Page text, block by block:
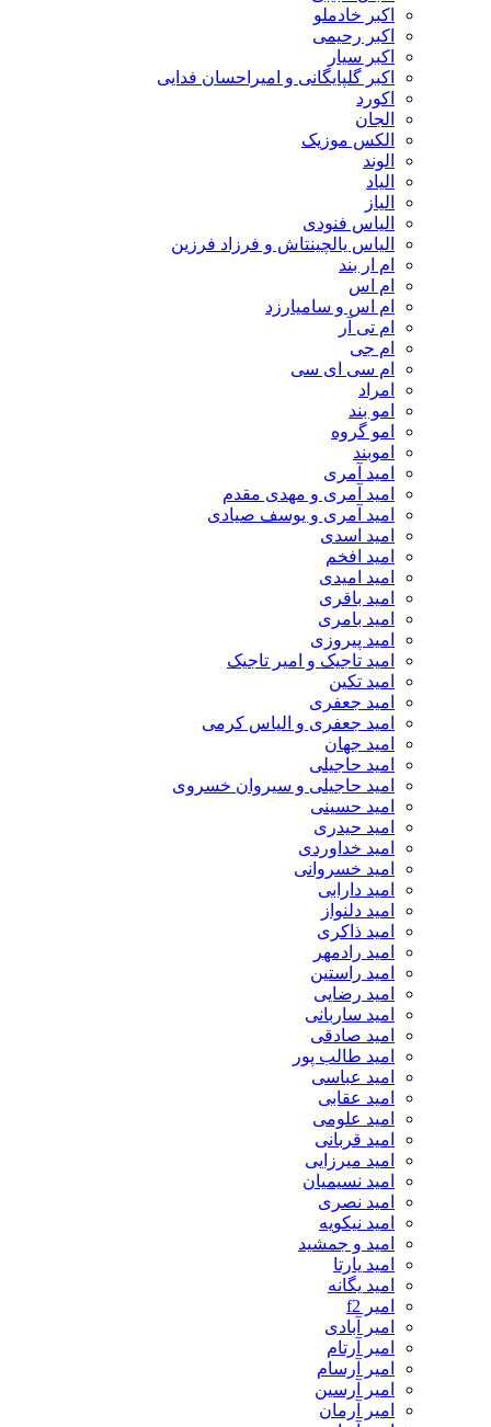
اکبر خادملو
اکبر رحیمی
اکبر سیار
اکبر گلپایگانی و امیراحسان فدایی
اکورد
الجان
الکس موزیک
الوند
الیاد
الیاز
الیاس فنودی
الیاس یالچینتاش و فرزاد فرزین
ام‌ ار بند
ام اس
ام اس و سامیارزد
ام تی آر
ام جی
ام سی ای سی
امراد
امو بند
امو گروه
اموبند
امید آمری
امید آمری و مهدی مقدم
امید آمری و یوسف صیادی
امید اسدی
امید افخم
امید امیدی
امید باقری
امید بامری
امید پیروزی
امید تاجیک و امیر تاجیک
امید تکین
امید جعفری
امید جعفری و الیاس کرمی
امید جهان
امید حاجیلی
امید حاجیلی و سیروان خسروی
امید حسینی
امید حیدری
امید خداوردی
امید خسروانی
امید دارابی
امید دلنواز
امید ذاکری
امید رادمهر
امید راستین
امید رضایی
امید ساربانی
امید صادقی
امید طالب پور
امید عباسی
امید عقابی
امید علومی
امید قربانی
امید میرزایی
امید نسیمیان
امید نصری
امید نیکویه
امید و جمشید
امید یارتا
امید یگانه
امیر f2
امیر آبادی
امیر آرتام
امیر آرسام
امیر آرسین
امیر آرمان